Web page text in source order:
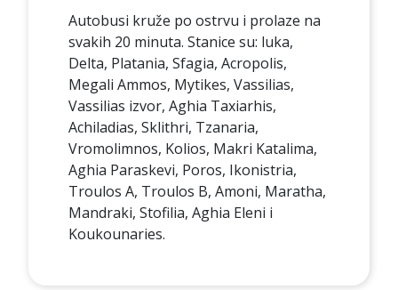
Autobusi kruže po ostrvu i prolaze na
svakih 20 minuta. Stanice su: luka,
Delta, Platania, Sfagia, Acropolis,
Megali Ammos, Mytikes, Vassilias,
Vassilias izvor, Aghia Taxiarhis,
Achiladias, Sklithri, Tzanaria,
Vromolimnos, Kolios, Makri Katalima,
Aghia Paraskevi, Poros, Ikonistria,
Troulos A, Troulos B, Amoni, Maratha,
Mandraki, Stofilia, Aghia Eleni i
Koukounaries.